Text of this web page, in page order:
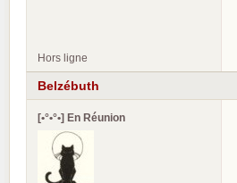
Hors ligne
Belzébuth
[•°•°•] En Réunion